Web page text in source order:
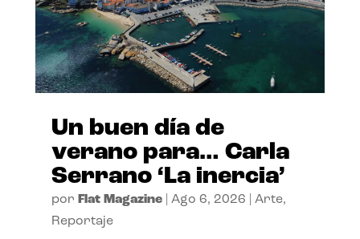
Un buen día de
verano para… Carla
Serrano ‘La inercia’
por Flat Magazine| Ago 6, 2026 Arte,
Reportaje